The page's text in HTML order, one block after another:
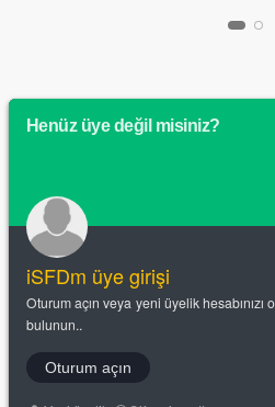
Henüz üye değil misiniz?
iSFDm üye girişi
Oturum açın veya yeni üyelik
bulunun..
Oturum açın